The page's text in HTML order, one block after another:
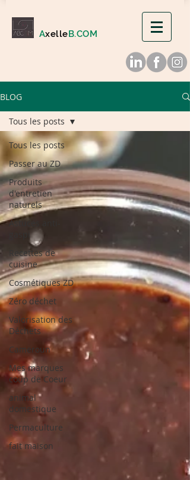
AxelleB.COM
BLOG
Tous les posts
Passer au ZD
Produits
d'entretien
naturels
Astuces anti-
Recettes de
cuisine
Cosmétiques ZD
Zéro déchet
Valorisation des
Déchets
Cameroun
Mes marques
coup de Coeur
animal
domestique
Permaculture
fait maison
Tous les posts